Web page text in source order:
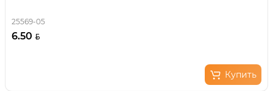
25569-05
6.50
Купить